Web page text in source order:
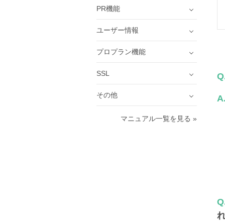
PR機能
ユーザー情報
プロプラン機能
SSL
その他
マニュアル一覧を見る »